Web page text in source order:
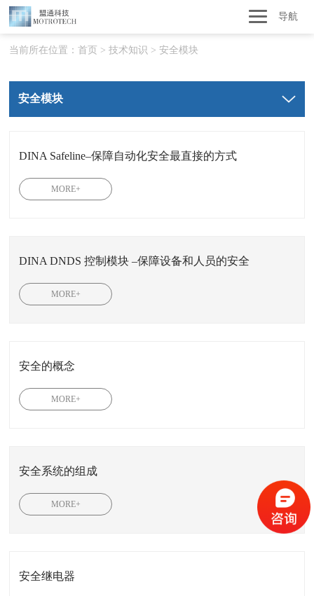
导航
当前所在位置：首页 >技术知识 >安全模块
安全模块
DINA Safeline–保障自动化安全最直接的方式
MORE+
DINA DNDS 控制模块 –保障设备和人员的安全
MORE+
安全的概念
MORE+
安全系统的组成
MORE+
安全继电器